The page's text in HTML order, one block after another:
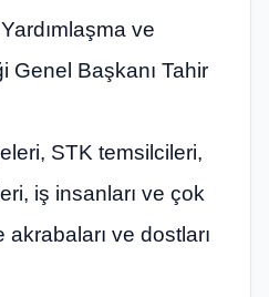
ve
Genel Başkanı Tahir
STK temsilcileri,
iş insanları ve çok
ve dostları